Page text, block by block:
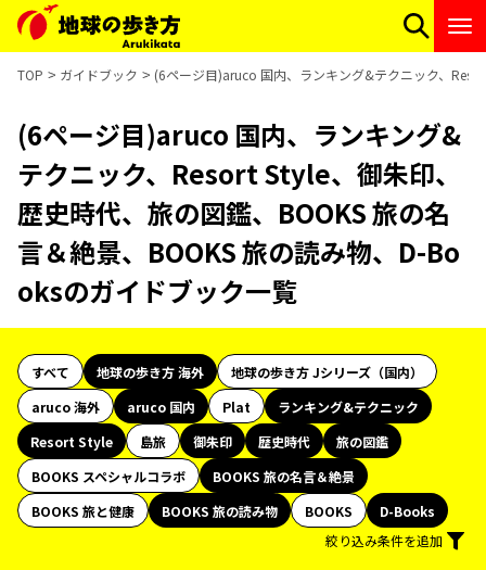
TOP ガイドブック (6ページ目)aruco 国内、ランキング&テクニック、
(6ページ目)aruco 国内、ランキング&
テクニック、Resort Style、御朱印、
歴史時代、旅の図鑑、BOOKS 旅の名
言＆絶景、BOOKS 旅の読み物、D-Bo
oksのガイドブック一覧
すべて 地球の歩き方 海外
地球の歩き方 Jシリーズ（国内）
aruco 海外
aruco 国内 Plat
ランキング&テクニック
Resort Style
島旅 御朱印 歴史時代
旅の図鑑
BOOKS スペシャルコラボ
BOOKS 旅の名言＆絶景
BOOKS 旅と健康
BOOKS 旅の読み物 BOOKS
D-Books
絞り込み条件を追加